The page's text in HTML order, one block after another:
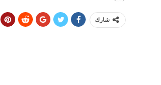
شارك